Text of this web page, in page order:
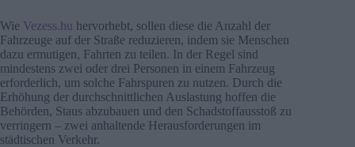
Wie Vezess.hu hervorhebt, sollen diese die Anzahl der
Fahrzeuge auf der Straße reduzieren, indem sie Menschen
dazu ermutigen, Fahrten zu teilen. In der Regel sind
mindestens zwei oder drei Personen in einem Fahrzeug
erforderlich, um solche Fahrspuren zu nutzen. Durch die
Erhöhung der durchschnittlichen Auslastung hoffen die
Behörden, Staus abzubauen und den Schadstoffausstoß zu
verringern – zwei anhaltende Herausforderungen im
städtischen Verkehr.